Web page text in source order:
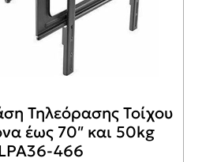
Τηλεόρασης Τοίχου
έως 70″ και 50kg
466